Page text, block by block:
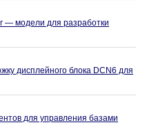
— модели для разработки
дисплейного блока DCN6 для
для управления базами